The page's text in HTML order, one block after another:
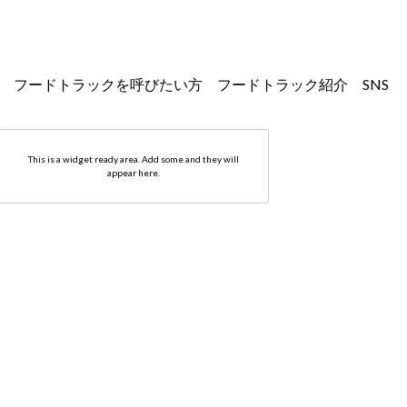
フードトラックを呼びたい方 フードトラック紹介 SNS
キナリノワ
This is a widget ready area. Add some and they will
appear here.